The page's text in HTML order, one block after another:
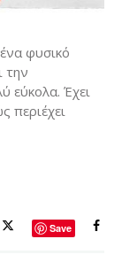
φυσικό
την
εύκολα. Έχει
περιέχει
Save